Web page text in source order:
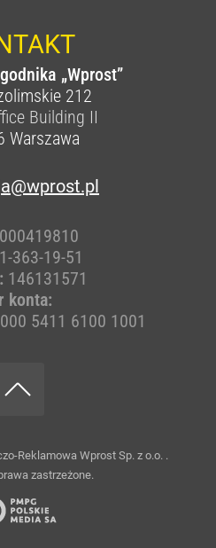
„Wprost”
212
Building II
Warszawa
363-19-51
146131571
konta:
5411 6100 1001
Reklamowa Wprost Sp. z o.o. .
zastrzeżone.